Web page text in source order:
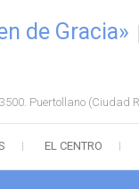
de Gracia»
Puertollano (Ciudad
EL CENTRO